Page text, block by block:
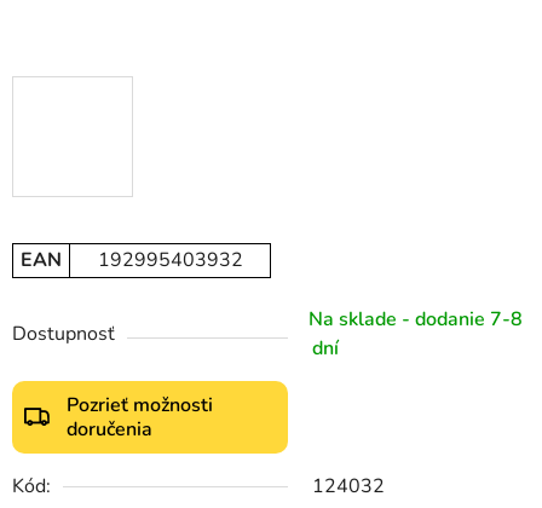
EAN 192995403932
Dostupnosť
Na sklade - dodanie 7-8
dní
Pozrieť možnosti
doručenia
Kód: 124032